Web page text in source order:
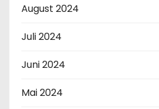
August 2024
Juli 2024
Juni 2024
Mai 2024